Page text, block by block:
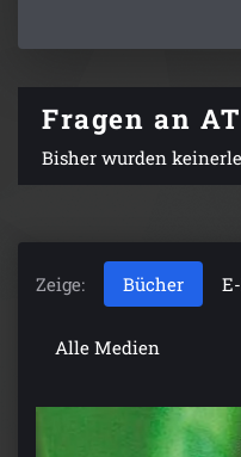
Fragen an
Bisher wurden
Zeige: Bücher
Alle Medien